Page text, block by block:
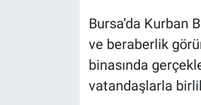
Bursa’da Kurban
ve beraberlik
binasında
vatandaşlarla